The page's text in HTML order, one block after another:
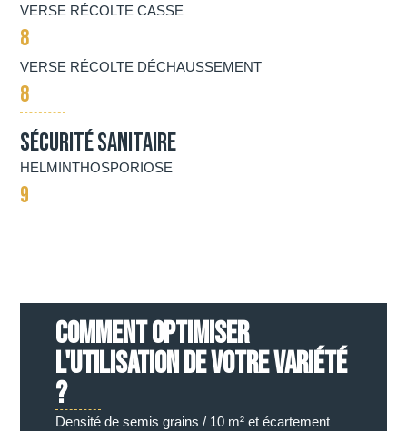
VERSE RÉCOLTE CASSE
8
VERSE RÉCOLTE DÉCHAUSSEMENT
8
Sécurité Sanitaire
HELMINTHOSPORIOSE
9
COMMENT OPTIMISER
L'UTILISATION DE VOTRE VARIÉTÉ
?
Densité de semis grains / 10 m² et écartement